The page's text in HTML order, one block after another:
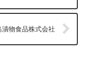
漬物食品株式会社